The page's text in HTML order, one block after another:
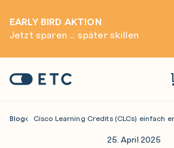
EARLY BIRD AKTION
Jetzt sparen ... später skillen
Startseite: ETC
Blog Cisco Learning Credits (CLCs) einfach
25. April 2025